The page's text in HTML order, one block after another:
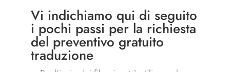
Vi indichiamo qui di seguito
i pochi passi per la richiesta
del preventivo gratuito
traduzione